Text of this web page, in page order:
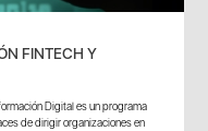
FINTECH Y
Digital es un programa
de dirigir organizaciones en